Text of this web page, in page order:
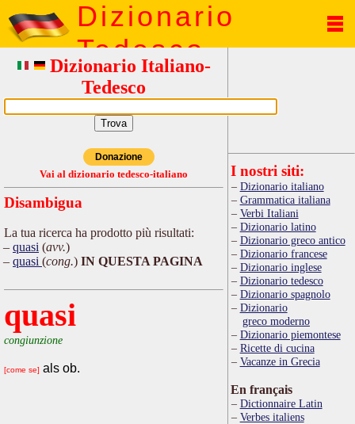
Dizionario
Tedesco
Dizionario Italiano-
Tedesco
Donazione
Vai al dizionario tedesco-italiano
Disambigua
La tua ricerca ha prodotto più risultati:
quasi (avv.)
quasi (cong.) IN QUESTA PAGINA
quasi
congiunzione
[come se] als ob.
I nostri siti:
Dizionario italiano
Grammatica italiana
Verbi Italiani
Dizionario latino
Dizionario greco antico
Dizionario francese
Dizionario inglese
Dizionario tedesco
Dizionario spagnolo
Dizionario
greco moderno
Dizionario piemontese
Ricette di cucina
Vacanze in Grecia
En français
Dictionnaire Latin
Verbes italiens